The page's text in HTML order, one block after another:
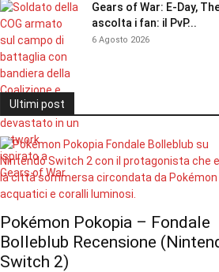
Gears of War: E-Day,
ascolta i fan: il PvP...
6 Agosto 2026
Ultimi post
Pokémon Pokopia – Fondale
Bolleblub Recensione
Switch 2)